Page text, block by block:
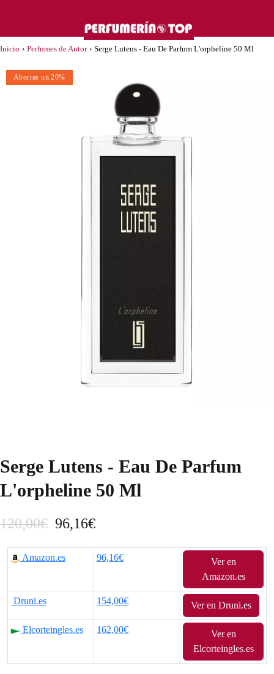
Inicio › Perfumes de Autor › Serge Lutens - Eau De Parfum L'orpheline 50 Ml
Ahorras un 20%
Serge Lutens - Eau De Parfum
L'orpheline 50 Ml
120,00€ E
l
r
e
c
i
96,16€E
l
r
e
c
i
Amazon.es 96,16€
Ver en
Amazon.es
Druni.es 154,00€ Ver en Druni.es
Elcorteingles.es 162,00€
Ver en
Elcorteingles.es